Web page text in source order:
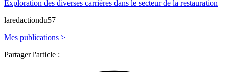
Exploration des diverses carrières dans le secteur de la restauration
laredactiondu57
Mes publications >
Partager l'article :